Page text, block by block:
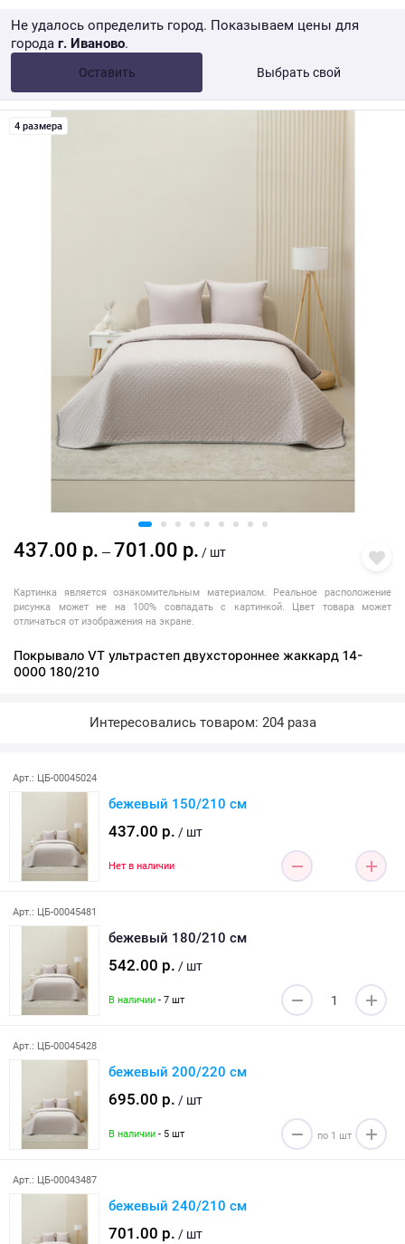
Не удалось определить город. Показываем цены для
города г. Иваново.
Оставить Выбрать свой
от 10 000 ₽ Розница → WB
4 размера
437.00 р. —701.00 р. / шт
Картинка является ознакомительным материалом. Реальное расположение
рисунка может не на 100% совпадать с картинкой. Цвет товара может
отличаться от изображения на экране.
Покрывало VT ультрастеп двухстороннее жаккард 14-
0000 180/210
Интересовались товаром: 204 раза
Арт.: ЦБ-00045024
бежевый 150/210 см
437.00 р. / шт
Нет в наличии
Арт.: ЦБ-00045481
бежевый 180/210 см
542.00 р. / шт
В наличии - 7 шт
Арт.: ЦБ-00045428
бежевый 200/220 см
695.00 р. / шт
В наличии - 5 шт
Арт.: ЦБ-00043487
бежевый 240/210 см
701.00 р. / шт